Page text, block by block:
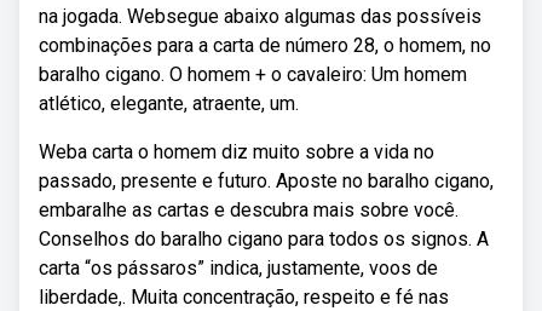
na jogada. Websegue abaixo algumas das possíveis
combinações para a carta de número 28, o homem, no
baralho cigano. O homem + o cavaleiro: Um homem
atlético, elegante, atraente, um.
Weba carta o homem diz muito sobre a vida no
passado, presente e futuro. Aposte no baralho cigano,
embaralhe as cartas e descubra mais sobre você.
Conselhos do baralho cigano para todos os signos. A
carta “os pássaros” indica, justamente, voos de
liberdade,. Muita concentração, respeito e fé nas